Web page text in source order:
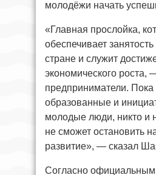
молодёжи начать
«Главная прослойка,
обеспечивает
стране и служит
экономического роста,
предприниматели. Пока
образованные и
молодые люди, никто и
не сможет остановить
развитие», — сказал
Согласно